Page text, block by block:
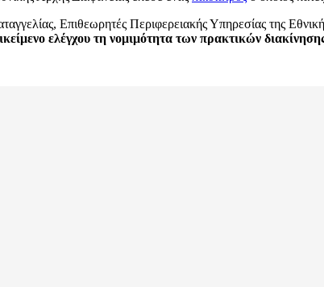
Επιθεωρητές Περιφερειακής Υπηρεσίας της
ελέγχου τη νομιμότητα των πρακτικών